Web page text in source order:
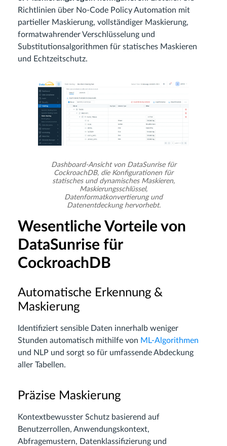
Richtlinien über No-Code Policy Automation mit
partieller Maskierung, vollständiger Maskierung,
formatwahrender Verschlüsselung und
Substitutionsalgorithmen für statisches Maskieren
und Echtzeitschutz.
Dashboard-Ansicht von DataSunrise für
CockroachDB, die Konfigurationen für
statisches und dynamisches Maskieren,
Maskierungsschlüssel,
Datenformatkonvertierung und
Datenentdeckung hervorhebt.
Wesentliche Vorteile von
DataSunrise für
CockroachDB
Automatische Erkennung &
Maskierung
Identifiziert sensible Daten innerhalb weniger
Stunden automatisch mithilfe von ML-Algorithmen
und NLP und sorgt so für umfassende Abdeckung
aller Tabellen.
Präzise Maskierung
Kontextbewusster Schutz basierend auf
Benutzerrollen, Anwendungs­kontext,
Abfragemustern, Datenklassifizierung und